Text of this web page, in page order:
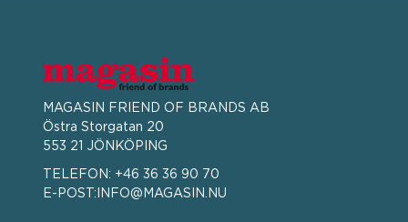
MAGASIN FRIEND OF BRANDS AB
Östra Storgatan 20
553 21 JÖNKÖPING
TELEFON: +46 36 36 90 70
E-POST: INFO@MAGASIN.NU